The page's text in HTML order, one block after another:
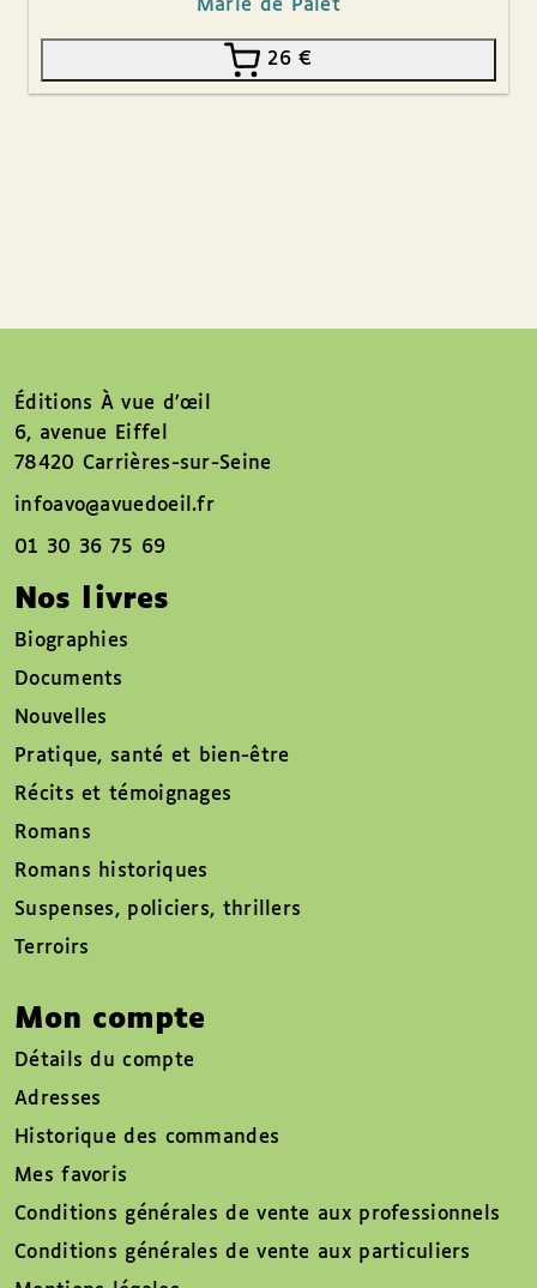
Marie de Palet
26€
Éditions À vue d’œil
6, avenue Eiffel
78420 Carrières-sur-Seine
infoavo@avuedoeil.fr
01 30 36 75 69
Nos livres
Biographies
Documents
Nouvelles
Pratique, santé et bien-être
Récits et témoignages
Romans
Romans historiques
Suspenses, policiers, thrillers
Terroirs
Mon compte
Détails du compte
Adresses
Historique des commandes
Mes favoris
Conditions générales de vente aux professionnels
Conditions générales de vente aux particuliers